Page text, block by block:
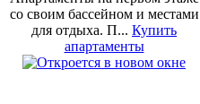
со своим бассейном и местами
для отдыха. П... Купить
апартаменты